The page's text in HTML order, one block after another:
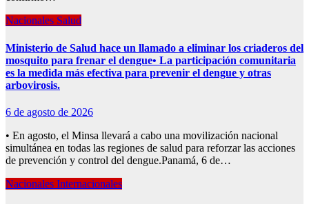
Nacionales Salud
Ministerio de Salud hace un llamado a eliminar los criaderos del
mosquito para frenar el dengue• La participación comunitaria
es la medida más efectiva para prevenir el dengue y otras
arbovirosis.
6 de agosto de 2026
• En agosto, el Minsa llevará a cabo una movilización nacional
simultánea en todas las regiones de salud para reforzar las acciones
de prevención y control del dengue.Panamá, 6 de…
Nacionales Internacionales